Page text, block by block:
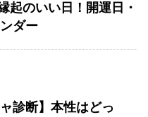
起のいい日！開運日・
ダー
診断】本性はどっ